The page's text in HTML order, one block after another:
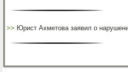
>> Юрист Ахметова заявил о